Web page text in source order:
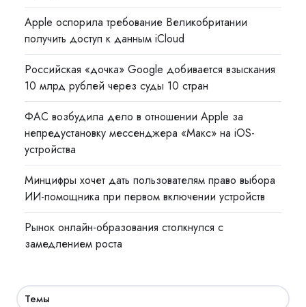
Apple оспорила требование Великобритании
получить доступ к данным iCloud
Российская «дочка» Google добивается взыскания
10 млрд рублей через суды 10 стран
ФАС возбудила дело в отношении Apple за
непредустановку мессенджера «Макс» на iOS-
устройства
Минцифры хочет дать пользователям право выбора
ИИ-помощника при первом включении устройств
Рынок онлайн-образования столкнулся с
замедлением роста
Темы